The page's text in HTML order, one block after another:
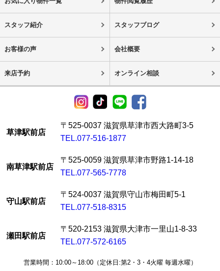
スタッフ紹介 スタッフブログ
お客様の声 会社概要
来店予約 オンライン相談
草津駅前店
〒525-0037 滋賀県草津市西大路町3-5
TEL.077-516-1877
南草津駅前店
〒525-0059 滋賀県草津市野路1-14-18
TEL.077-565-7778
守山駅前店
〒524-0037 滋賀県守山市梅田町5-1
TEL.077-518-8315
瀬田駅前店
〒520-2153 滋賀県大津市一里山1-8-33
TEL.077-572-6165
営業時間：10:00～18:00（定休日:第2・3・4火曜 毎週水曜）